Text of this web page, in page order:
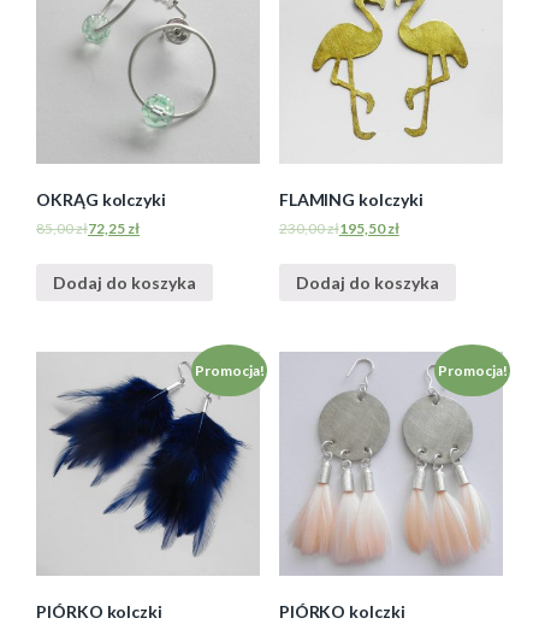
OKRĄG kolczyki
85,00zł72,25 zł
Dodaj do koszyka
FLAMING kolczyki
230,00zł195,50zł
Dodaj do koszyka
Promocja!
PIÓRKO kolczki
Promocja!
PIÓRKO kolczki